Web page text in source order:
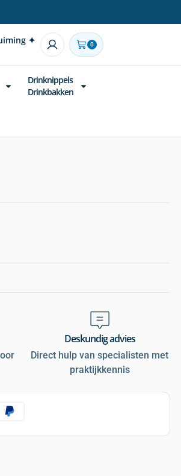
✦ 0
Drinknippels
Drinkbakken
Deskundig advies
Direct hulp van specialisten met
praktijkkennis